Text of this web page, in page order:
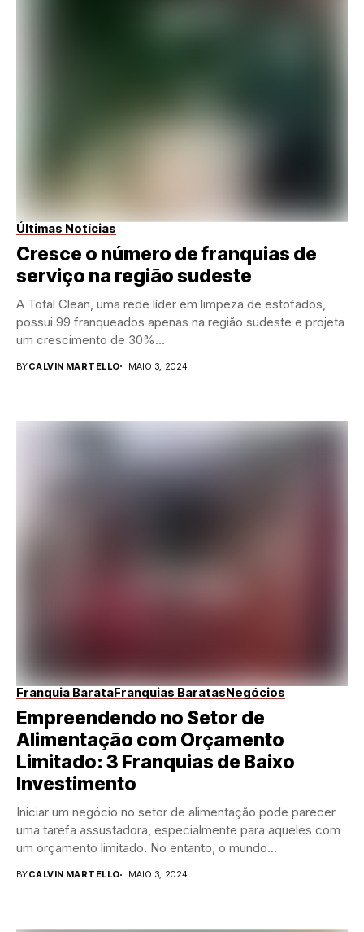
Últimas Notícias
Cresce o número de franquias de
serviço na região sudeste
A Total Clean, uma rede líder em limpeza de estofados,
possui 99 franqueados apenas na região sudeste e projeta
um crescimento de 30%...
BYCALVIN MARTELLO MAIO 3, 2024
Franquia BarataFranquias BaratasNegócios
Empreendendo no Setor de
Alimentação com Orçamento
Limitado: 3 Franquias de Baixo
Investimento
Iniciar um negócio no setor de alimentação pode parecer
uma tarefa assustadora, especialmente para aqueles com
um orçamento limitado. No entanto, o mundo...
BYCALVIN MARTELLO MAIO 3, 2024